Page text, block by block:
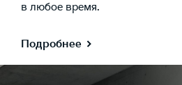
в любое время.
Подробнее